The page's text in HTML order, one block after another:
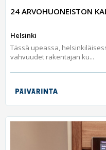
24 ARVOHUONEISTON
Helsinki
Tässä upeassa,
vahvuudet rakentajan ku...